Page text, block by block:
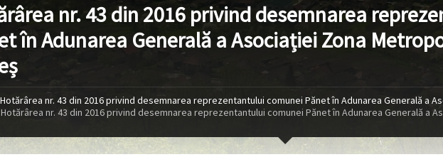
nr. 43 din 2016 privind desemnarea
în Adunarea Generală a Asociației Zona
Hotărârea nr. 43 din 2016 privind desemnarea reprezentantului comunei Pănet în Adunarea Generală a
Hotărârea nr. 43 din 2016 privind desemnarea reprezentantului comunei Pănet în Adunarea Generală a